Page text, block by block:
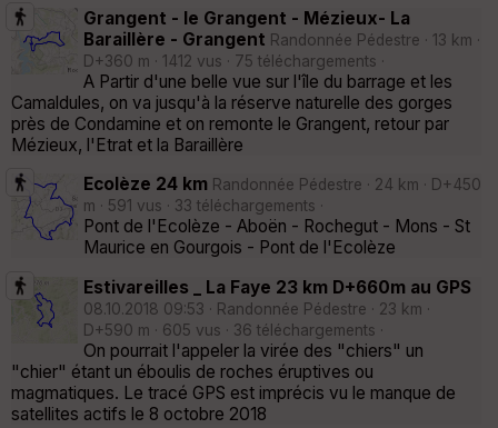
Grangent - le Grangent - Mézieux- La
Baraillère - Grangent Randonnée Pédestre · 13 km ·
D+360 m · 1412 vus · 75 téléchargements ·
A Partir d'une belle vue sur l'île du barrage et les
Camaldules, on va jusqu'à la réserve naturelle des gorges
près de Condamine et on remonte le Grangent, retour par
Mézieux, l'Etrat et la Baraillère
Ecolèze 24 km Randonnée Pédestre · 24 km · D+450
m · 591 vus · 33 téléchargements ·
Pont de l'Ecolèze - Aboën - Rochegut - Mons - St
Maurice en Gourgois - Pont de l'Ecolèze
Estivareilles _ La Faye 23 km D+660m au GPS
08.10.2018 09:53 · Randonnée Pédestre · 23 km ·
D+590 m · 605 vus · 36 téléchargements ·
On pourrait l'appeler la virée des "chiers" un
"chier" étant un éboulis de roches éruptives ou
magmatiques. Le tracé GPS est imprécis vu le manque de
satellites actifs le 8 octobre 2018